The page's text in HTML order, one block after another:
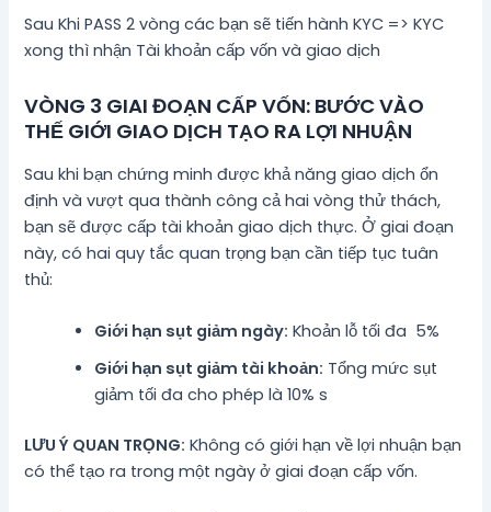
Sau Khi PASS 2 vòng các bạn sẽ tiến hành KYC => KYC
xong thì nhận Tài khoản cấp vốn và giao dịch
VÒNG 3 GIAI ĐOẠN CẤP VỐN: BƯỚC VÀO
THẾ GIỚI GIAO DỊCH TẠO RA LỢI NHUẬN
Sau khi bạn chứng minh được khả năng giao dịch ổn
định và vượt qua thành công cả hai vòng thử thách,
bạn sẽ được cấp tài khoản giao dịch thực. Ở giai đoạn
này, có hai quy tắc quan trọng bạn cần tiếp tục tuân
thủ:
Giới hạn sụt giảm ngày: Khoản lỗ tối đa 5%
Giới hạn sụt giảm tài khoản: Tổng mức sụt
giảm tối đa cho phép là 10% s
LƯU Ý QUAN TRỌNG: Không có giới hạn về lợi nhuận bạn
có thể tạo ra trong một ngày ở giai đoạn cấp vốn.